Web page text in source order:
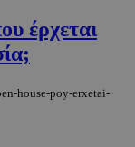
έρχεται
house-poy-erxetai-